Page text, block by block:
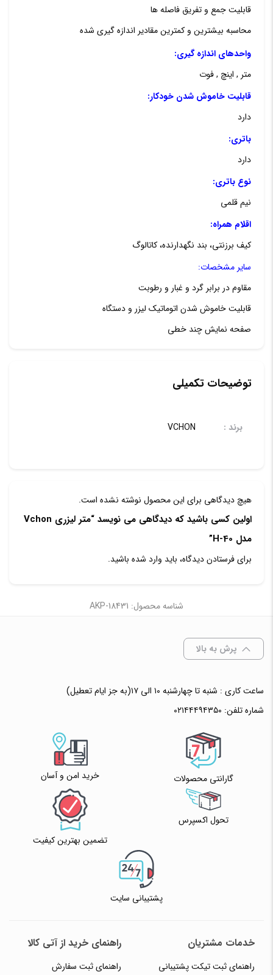
قابلیت جمع و تفریق فاصله ها
محاسبه بیشترین و کمترین مقادیر اندازه گیری شده
واحدهای اندازه گیری:
متر , اینچ , فوت
قابلیت خاموش شدن خودکار:
دارد
باتری:
دارد
نوع باتری:
نیم قلمی
اقلام همراه:
کیف برزنتی، بند نگهدارنده، کاتالوگ
سایر مشخصات:
مقاوم در برابر گرد و غبار و رطوبت
قابلیت خاموش شدن اتوماتیک لیزر و دستگاه
صفحه نمایش چند خطی
توضیحات تکمیلی
برند : VCHON
هیچ دیدگاهی برای این محصول نوشته نشده است.
اولین کسی باشید که دیدگاهی می نویسد “متر لیزری Vchon
مدل H-40”
برای فرستادن دیدگاه، باید وارد شده باشید.
شناسه محصول: AKP-18431
پرش به بالا
ساعت کاری : شنبه تا چهارشنبه ۱۰ الی ۱۷(به جز ایام تعطیل)
شماره تلفن: ۰۲۱۴۴۴۹۴۳۵۰
گارانتی محصولات خرید امن و آسان
تحول اکسپرس
تضمین بهترین کیفیت
پشتیبانی سایت
خدمات مشتریان
راهنمای ثبت تیکت پشتیبانی
راهنمای خرید از آتی کالا
راهنمای ثبت سفارش